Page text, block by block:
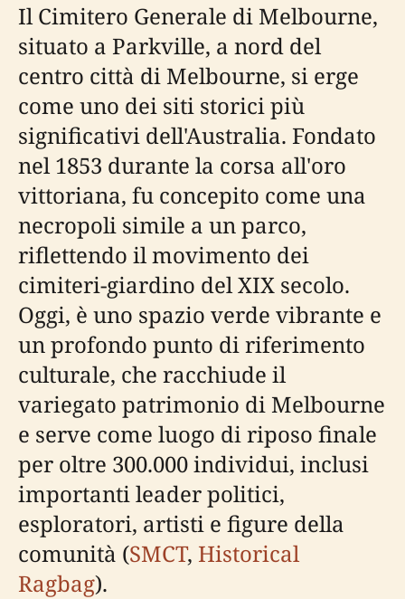
Il Cimitero Generale di Melbourne,
situato a Parkville, a nord del
centro città di Melbourne, si erge
come uno dei siti storici più
significativi dell'Australia. Fondato
nel 1853 durante la corsa all'oro
vittoriana, fu concepito come una
necropoli simile a un parco,
riflettendo il movimento dei
cimiteri-giardino del XIX secolo.
Oggi, è uno spazio verde vibrante e
un profondo punto di riferimento
culturale, che racchiude il
variegato patrimonio di Melbourne
e serve come luogo di riposo finale
per oltre 300.000 individui, inclusi
importanti leader politici,
esploratori, artisti e figure della
comunità (SMCT, Historical
Ragbag).